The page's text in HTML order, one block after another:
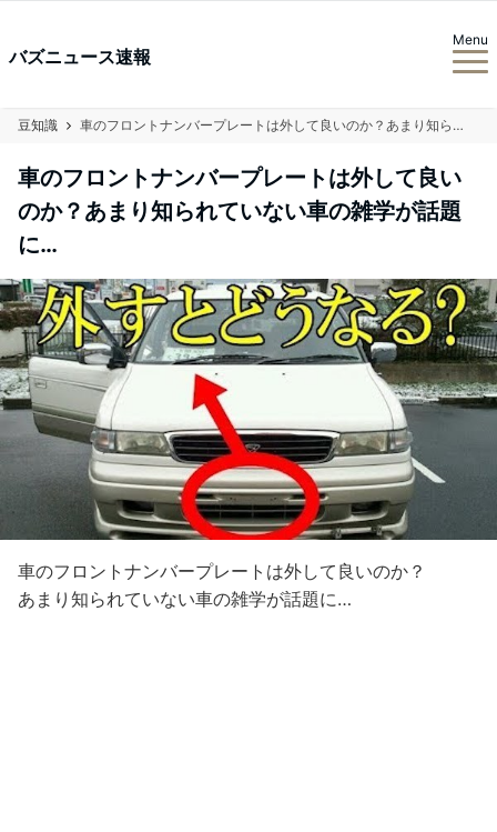
バズニュース速報
Menu
豆知識 車のフロントナンバープレートは外して良いのか？あまり知られていない車の雑学が話題に…
車のフロントナンバープレートは外して良い
のか？あまり知られていない車の雑学が話題
に…
車のフロントナンバープレートは外して良いのか？
あまり知られていない車の雑学が話題に…